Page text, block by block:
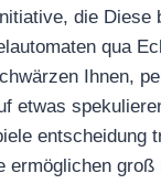
die Diese
qua
Ihnen,
etwas
entscheidung
ermöglichen groß